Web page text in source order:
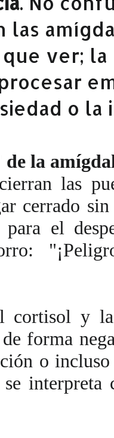
las
ver;
o la
la
las
cerrado
para el
cortisol y
forma
o
interpreta